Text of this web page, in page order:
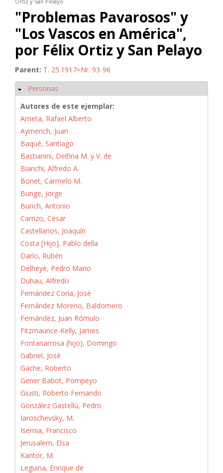
"Problemas Pavarosos" y
"Los Vascos en América",
por Félix Ortiz y San Pelayo
Parent: T. 25.1917=Nr. 93-96
Ocultar
Personas
Autores de este ejemplar:
Arrieta, Rafael Alberto
Aymerich, Juan
Baqué, Santiago
Bastianini, Delfina M. y V. de
Bianchi, Alfredo A.
Bonet, Carmelo M.
Bunge, Jorge
Burich, Antonio
Carrizo, César
Castellanos, Joaquín
Costa [Hijo], Pablo della
Darío, Rubén
Delheye, Pedro Mario
Duhau, Alfredo
Fernández Coria, José
Fernández Moreno, Baldomero
Fernández, Juan Rómulo
Fitzmaurice-Kelly, James
Fontanarrosa (hijo), Domingo
Gabriel, José
Gache, Roberto
Gener Babot, Pompeyo
Giusti, Roberto Fernando
González Gastellú, Pedro
Iaroschevsky, M.
Isernia, Francisco
Jerusalem, Elsa
Kantor, M.
Leguina, Enrique de